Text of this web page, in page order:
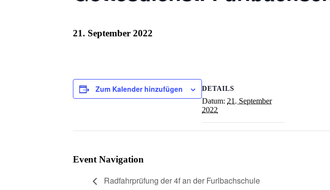
21. September 2022
Zum Kalender hinzufügen DETAILS
Datum: 21. September
2022
Event Navigation
Radfahrprüfung der 4f an der Furlbachschule